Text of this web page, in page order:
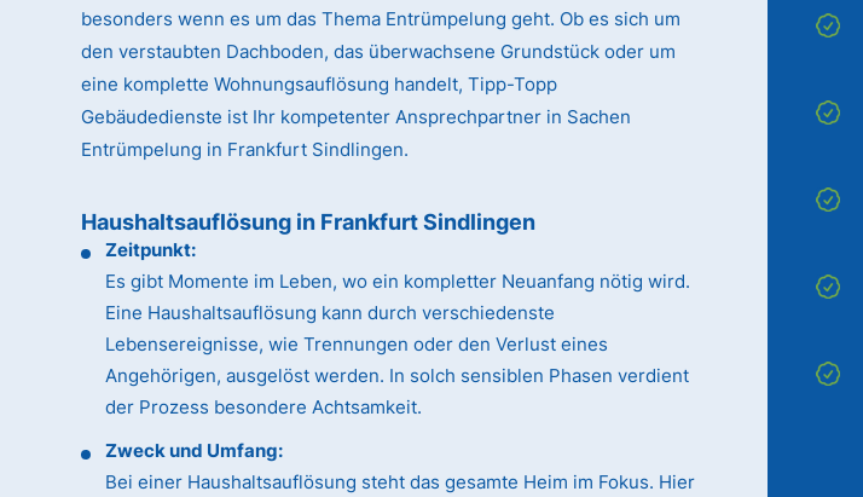
besonders wenn es um das Thema Entrümpelung geht. Ob es sich um
den verstaubten Dachboden, das überwachsene Grundstück oder um
eine komplette Wohnungsauflösung handelt, Tipp-Topp
Gebäudedienste ist Ihr kompetenter Ansprechpartner in Sachen
Entrümpelung in Frankfurt Sindlingen.
Haushaltsauflösung in Frankfurt Sindlingen
Zeitpunkt:
Es gibt Momente im Leben, wo ein kompletter Neuanfang nötig wird.
Eine Haushaltsauflösung kann durch verschiedenste
Lebensereignisse, wie Trennungen oder den Verlust eines
Angehörigen, ausgelöst werden. In solch sensiblen Phasen verdient
der Prozess besondere Achtsamkeit.
Zweck und Umfang:
Bei einer Haushaltsauflösung steht das gesamte Heim im Fokus. Hier